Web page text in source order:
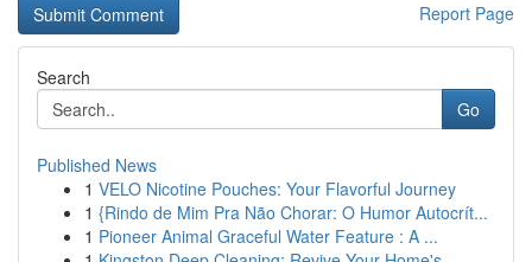
Report Page
Search
Go
Published News
1 VELO Nicotine Pouches: Your Flavorful Journey
1 {Rindo de Mim Pra Não Chorar: O Humor Autocrít...
1 Pioneer Animal Graceful Water Feature : A ...